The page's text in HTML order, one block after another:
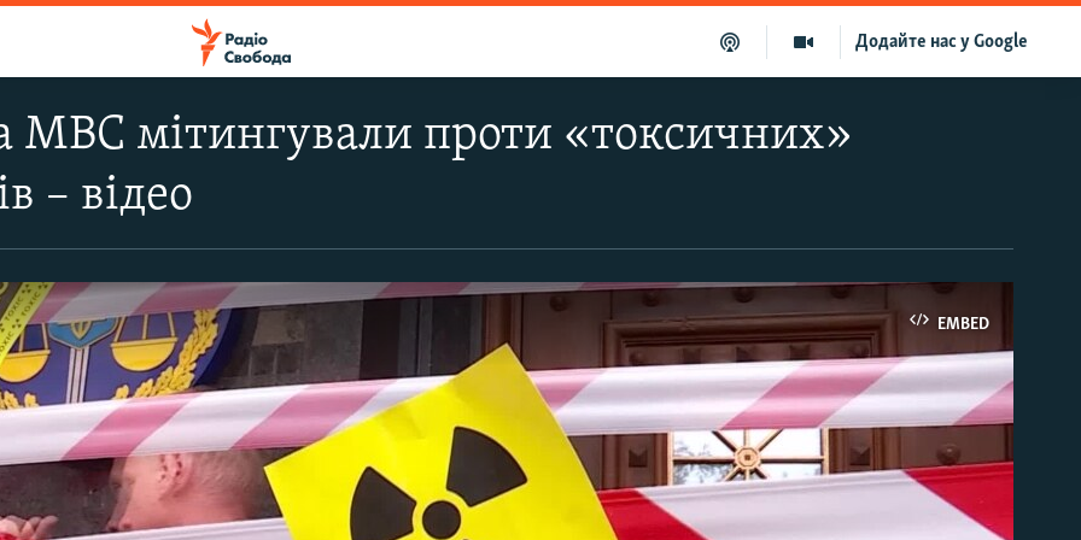
Додайте нас у Google
МВС мітингували проти «токсичних»
– відео
EMBED